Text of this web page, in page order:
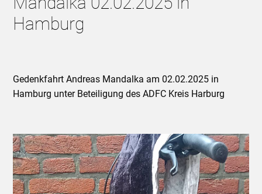
Hamburg
Gedenkfahrt Andreas Mandalka am 02.02.2025 in
Hamburg unter Beteiligung des ADFC Kreis Harburg